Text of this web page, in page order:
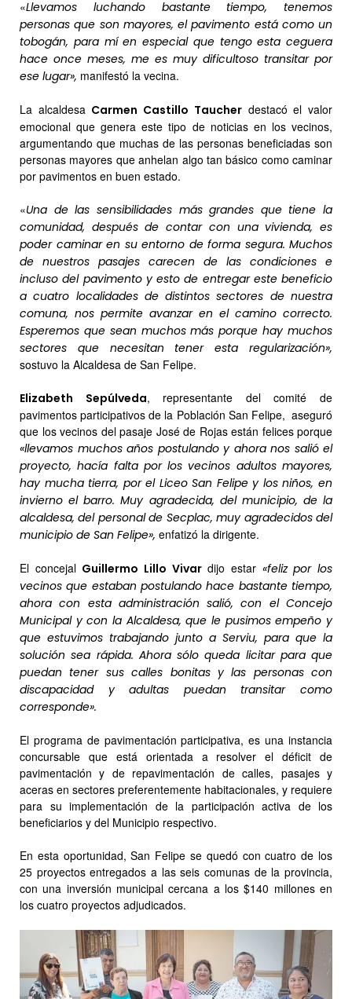
«Llevamos luchando bastante tiempo, tenemos
personas que son mayores, el pavimento está como un
tobogán, para mí en especial que tengo esta ceguera
hace once meses, me es muy dificultoso transitar por
ese lugar», manifestó la vecina.
La alcaldesa Carmen Castillo Taucherdestacó el valor
emocional que genera este tipo de noticias en los vecinos,
argumentando que muchas de las personas beneficiadas son
personas mayores que anhelan algo tan básico como caminar
por pavimentos en buen estado.
«Una de las sensibilidades más grandes que tiene la
comunidad, después de contar con una vivienda, es
poder caminar en su entorno de forma segura. Muchos
de nuestros pasajes carecen de las condiciones e
incluso del pavimento y esto de entregar este beneficio
a cuatro localidades de distintos sectores de nuestra
comuna, nos permite avanzar en el camino correcto.
Esperemos que sean muchos más porque hay muchos
sectores que necesitan tener esta regularización»,
sostuvo la Alcaldesa de San Felipe.
Elizabeth Sepúlveda, representante del comité de
pavimentos participativos de la Población San Felipe, aseguró
que los vecinos del pasaje José de Rojas están felices porque
«llevamos muchos años postulando y ahora nos salió el
proyecto, hacía falta por los vecinos adultos mayores,
hay mucha tierra, por el Liceo San Felipe y los niños, en
invierno el barro. Muy agradecida, del municipio, de la
alcaldesa, del personal de Secplac, muy agradecidos del
municipio de San Felipe», enfatizó la dirigente.
El concejal Guillermo Lillo Vivardijo estar «feliz por los
vecinos que estaban postulando hace bastante tiempo,
ahora con esta administración salió, con el Concejo
Municipal y con la Alcaldesa, que le pusimos empeño y
que estuvimos trabajando junto a Serviu, para que la
solución sea rápida. Ahora sólo queda licitar para que
puedan tener sus calles bonitas y las personas con
discapacidad y adultas puedan transitar como
corresponde».
El programa de pavimentación participativa, es una instancia
concursable que está orientada a resolver el déficit de
pavimentación y de repavimentación de calles, pasajes y
aceras en sectores preferentemente habitacionales, y requiere
para su implementación de la participación activa de los
beneficiarios y del Municipio respectivo.
En esta oportunidad, San Felipe se quedó con cuatro de los
25 proyectos entregados a las seis comunas de la provincia,
con una inversión municipal cercana a los $140 millones en
los cuatro proyectos adjudicados.